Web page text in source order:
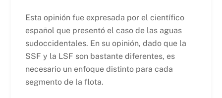
Esta opinión fue expresada por el científico
español que presentó el caso de las aguas
sudoccidentales. En su opinión, dado que la
SSF y la LSF son bastante diferentes, es
necesario un enfoque distinto para cada
segmento de la flota.